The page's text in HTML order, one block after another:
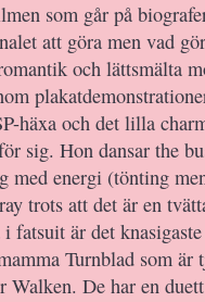
som går på
att göra men vad
och lättsmälta
häxa och det lilla
sig. Hon dansar the
med energi (tönting
trots att det är en
fatsuit är det
Turnblad som är
De har en